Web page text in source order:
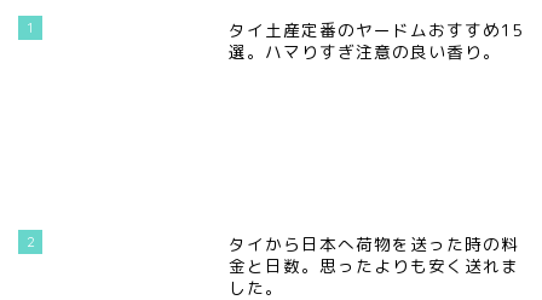
1
タイ土産定番のヤードムおすすめ15
選。ハマりすぎ注意の良い香り。
2
タイから日本へ荷物を送った時の料
金と日数。思ったよりも安く送れま
した。